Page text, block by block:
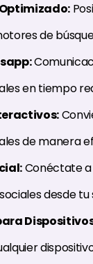
de
en tiempo
de manera
Conéctate a
desde tu